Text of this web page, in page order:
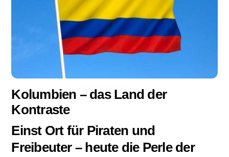
Kolumbien – das Land der
Kontraste
Einst Ort für Piraten und
Freibeuter – heute die Perle der